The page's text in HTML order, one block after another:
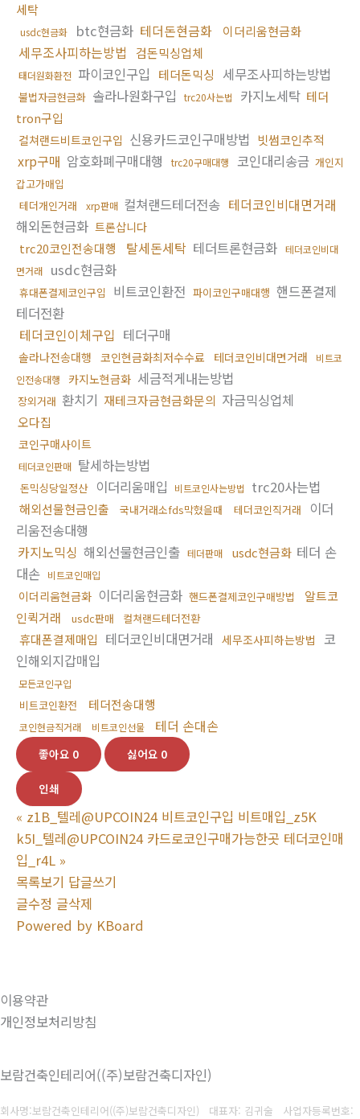
세탁
usdc현금화 btc현금화 테더돈현금화 이더리움현금화
세무조사피하는방법 검돈믹싱업체
태더원화환전 파이코인구입 테더돈믹싱 세무조사피하는방법
불법자금현금화 솔라나원화구입 trc20사는법 카지노세탁 테더
tron구입
컬쳐랜드비트코인구입 신용카드코인구매방법 빗썸코인추적
xrp구매 암호화폐구매대행 trc20구매대행 코인대리송금 개인지
갑고가매입
테더개인거래
xrp판매 컬쳐랜드테더전송 테더코인비대면거래
해외돈현금화 트론삽니다
trc20코인전송대행 탈세돈세탁 테더트론현금화 테더코인비대
면거래
usdc현금화
휴대폰결제코인구입 비트코인환전 파이코인구매대행 핸드폰결제
테더전환
테더코인이체구입 테더구매
솔라나전송대행 코인현금화최저수수료 테더코인비대면거래
비트코
인전송대행
카지노현금화 세금적게내는방법
장외거래 환치기 재테크자금현금화문의 자금믹싱업체
오다집
코인구매사이트
테더코인판매 탈세하는방법
돈믹싱당일정산 이더리움매입 비트코인사는방법 trc20사는법
해외선물현금인출 국내거래소fds막혔을때 테더코인직거래
이더
리움전송대행
카지노믹싱 해외선물현금인출 테더판매 usdc현금화 테더 손
대손 비트코인매입
이더리움현금화 이더리움현금화 핸드폰결제코인구매방법
알트코
인퀵거래
usdc판매 컬쳐랜드테더전환
휴대폰결제매입 테더코인비대면거래 세무조사피하는방법 코
인해외지갑매입
모든코인구입
비트코인환전 테더전송대행
코인현금직거래 비트코인선물 테더 손대손
좋아요 0 싫어요 0
인쇄
« z1B_텔레@UPCOIN24 비트코인구입 비트매입_z5K
k5I_텔레@UPCOIN24 카드로코인구매가능한곳 테더코인매
입_r4L »
목록보기 답글쓰기
글수정 글삭제
Powered by KBoard
이용약관
개인정보처리방침
보람건축인테리어((주)보람건축디자인)
회사명:보람건축인테리어((주)보람건축디자인) 대표자: 김귀술 사업자등록번호: